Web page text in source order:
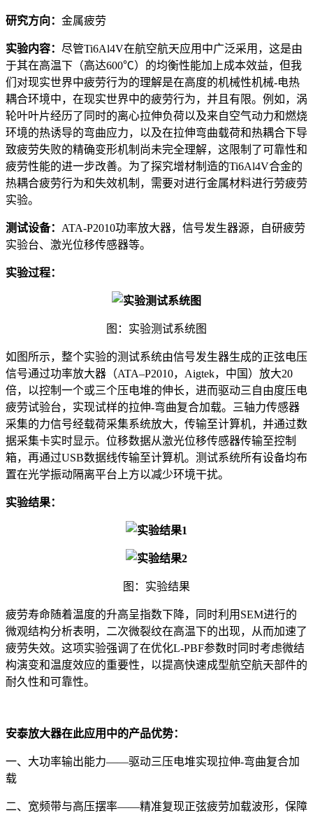
研究方向： 金属疲劳
实验内容： 尽管Ti6Al4V在航空航天应用中广泛采用，这是由
于其在高温下（高达600℃）的均衡性能加上成本效益，但我
们对现实世界中疲劳行为的理解是在高度的机械性机械-电热
耦合环境中，在现实世界中的疲劳行为，并且有限。例如，涡
轮叶叶片经历了同时的离心拉伸负荷以及来自空气动力和燃烧
环境的热诱导的弯曲应力，以及在拉伸弯曲载荷和热耦合下导
致疲劳失败的精确变形机制尚未完全理解，这限制了可靠性和
疲劳性能的进一步改善。为了探究增材制造的Ti6Al4V合金的
热耦合疲劳行为和失效机制，需要对进行金属材料进行劳疲劳
实验。
测试设备： ATA-P2010功率放大器，信号发生器源，自研疲劳
实验台、激光位移传感器等。
实验过程：
图：实验测试系统图
如图所示，整个实验的测试系统由信号发生器生成的正弦电压
信号通过功率放大器（ATA‒P2010，Aigtek，中国）放大20
倍，以控制一个或三个压电堆的伸长，进而驱动三自由度压电
疲劳试验台，实现试样的拉伸-弯曲复合加载。三轴力传感器
采集的力信号经载荷采集系统放大，传输至计算机，并通过数
据采集卡实时显示。位移数据从激光位移传感器传输至控制
箱，再通过USB数据线传输至计算机。测试系统所有设备均布
置在光学振动隔离平台上方以减少环境干扰。
实验结果：
图：实验结果
疲劳寿命随着温度的升高呈指数下降，同时利用SEM进行的
微观结构分析表明，二次微裂纹在高温下的出现，从而加速了
疲劳失效。这项实验强调了在优化L-PBF参数时同时考虑微结
构演变和温度效应的重要性，以提高快速成型航空航天部件的
耐久性和可靠性。
安泰放大器在此应用中的产品优势：
一、大功率输出能力——驱动三压电堆实现拉伸-弯曲复合加
载
二、宽频带与高压摆率——精准复现正弦疲劳加载波形，保障